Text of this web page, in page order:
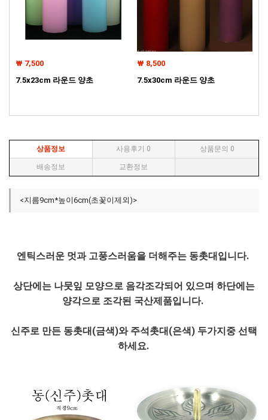
₩ 7,500
7.5x23cm 라운드 양초
₩ 8,500
7.5x30cm 라운드 양초
상품정보 사용후기 0 상품문의 0
배송정보 교환정보
<지름9cm*높이6cm(초꽃이제외)>
엔틱스러운 멋과 고풍스러움을 더해주는 동촛대입니다.
상단에는 나뭇잎 모양으로 음각조각되어 있으며 하단에는
양각으로 조각된 국산제품입니다.
신주로 만든 동촛대(금색)와 주석촛대(은색) 두가지중 선택
하세요.